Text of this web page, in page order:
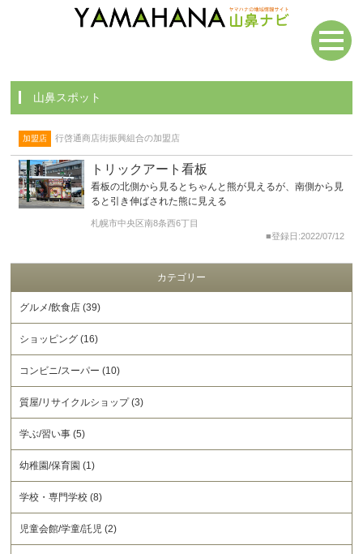
山鼻スポット
加盟店 行啓通商店街振興組合の加盟店
トリックアート看板
看板の北側から見るとちゃんと熊が見えるが、南側から見
ると引き伸ばされた熊に見える
札幌市中央区南8条西6丁目
■登録日:2022/07/12
カテゴリー
グルメ/飲食店 (39)
ショッピング (16)
コンビニ/スーパー (10)
質屋/リサイクルショップ (3)
学ぶ/習い事 (5)
幼稚園/保育園 (1)
学校・専門学校 (8)
児童会館/学童/託児 (2)